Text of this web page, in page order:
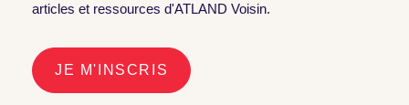
articles et ressources d'ATLAND Voisin.
JE M'INSCRIS